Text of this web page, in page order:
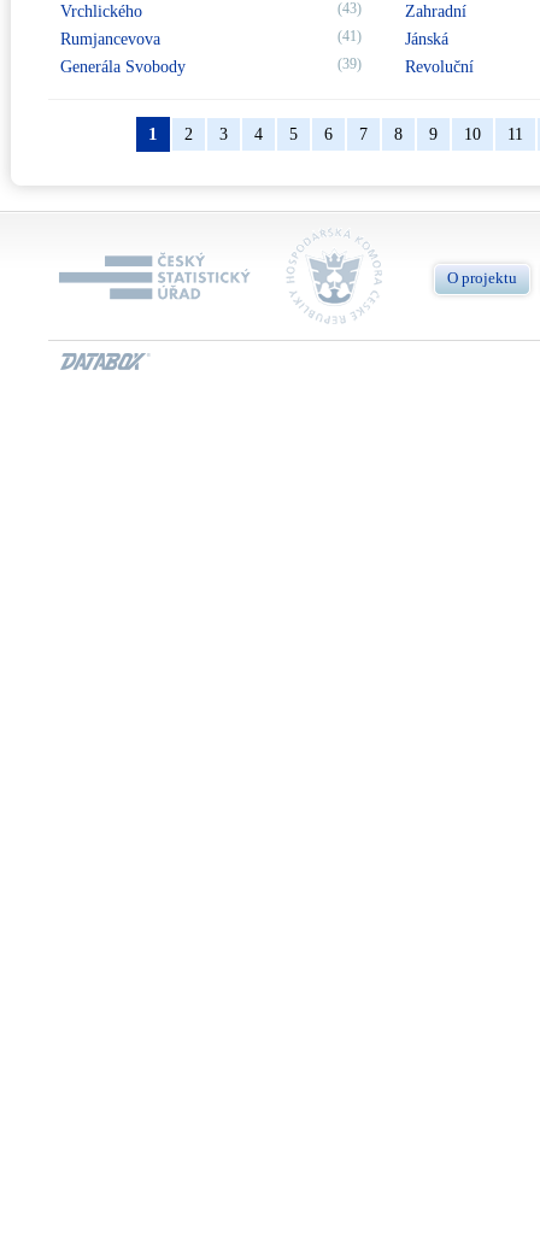
Vrchlického (43)
Rumjancevova (41)
Generála Svobody (39)
Zahradní
Jánská
Revoluční
1 2 3 4 5 6 7 8 9 10 11
O projektu